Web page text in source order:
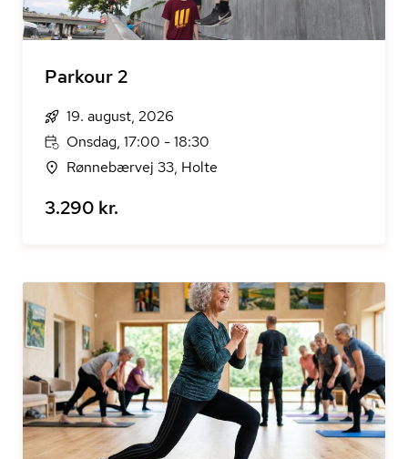
Parkour 2
19. august, 2026
Onsdag, 17:00 - 18:30
Rønnebærvej 33, Holte
3.290 kr.